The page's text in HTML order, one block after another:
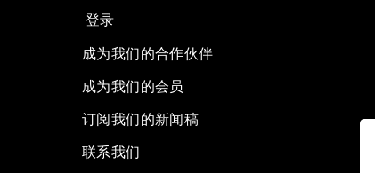
登录
成为我们的合作伙伴
成为我们的会员
订阅我们的新闻稿
联系我们